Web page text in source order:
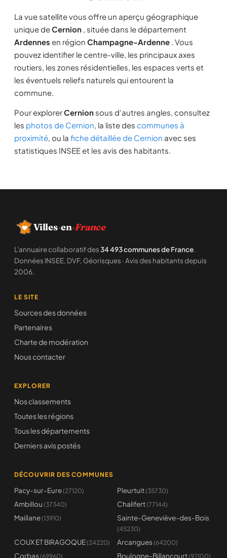
La vue satellite vous offre un aperçu géographique
unique deCernion , située dans le département
Ardennes en région Champagne-Ardenne . Vous
pouvez identifier le centre-ville, les principaux axes
routiers, les zones résidentielles, les espaces verts et
les éventuels reliefs naturels qui entourent la
commune.
Pour explorerCernion sous d'autres angles, consultez
les photos de Cernion, la liste des communes à
proximité, ou la fiche détaillée de Cernion avec ses
statistiques INSEE et les avis des habitants.
Villes·en·France
L'annuaire collaboratif des34 493 communes de France.
Données INSEE, DVF, Géorisques · Avis des habitants depuis
2006.
LE SITE
Sources des données
Partenaires
Charte de modération
Nous contacter
EXPLORER
Nos classements
Toutes les régions
Tous les départements
Derniers avis postés
DÉCOUVRIR DES COMMUNES
Pacy-sur-Eure(27120) Pleurtuit(35730)
Ambillou (37340) Chalifert(77144)
Maillane(13910) Sainte-Geneviève-des-Bois
(45230)
COUX ET BIRAGOQUE(24220) Arcangues (64200)
Corbas (69960) Boulogne-Billancourt(92100)